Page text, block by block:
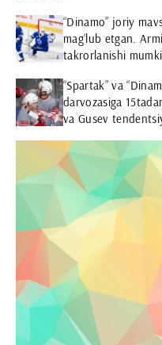
“Dinamo” joriy
mag‘lub etgan.
takrorlanishi
“Spartak” va
darvozasiga
va Gusev